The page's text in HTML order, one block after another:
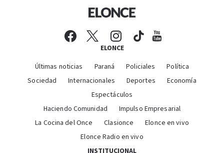
ELONCE
Últimas noticias Paraná Policiales
Política
Sociedad
Internacionales Deportes
Economía
Espectáculos
Haciendo Comunidad
Impulso Empresarial
La Cocina del Once
Clasionce
Elonce en vivo
Elonce Radio en vivo
INSTITUCIONAL